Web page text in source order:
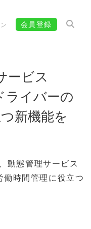
会員登録
ービス
ライバーの
新機能を
動態管理サービス
働時間管理に役立つ